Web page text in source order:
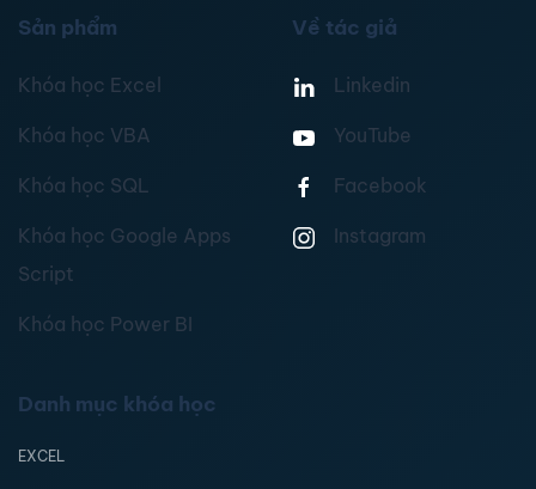
Sản phẩm
Khóa học Excel
Khóa học VBA
Khóa học SQL
Khóa học Google Apps
Script
Khóa học Power BI
Về tác giả
Linkedin
YouTube
Facebook
Instagram
Danh mục khóa học
EXCEL